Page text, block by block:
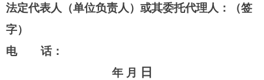
法定代表人（单位负责人）或其委托代理人：（签
字）
电
话：
年 月 日